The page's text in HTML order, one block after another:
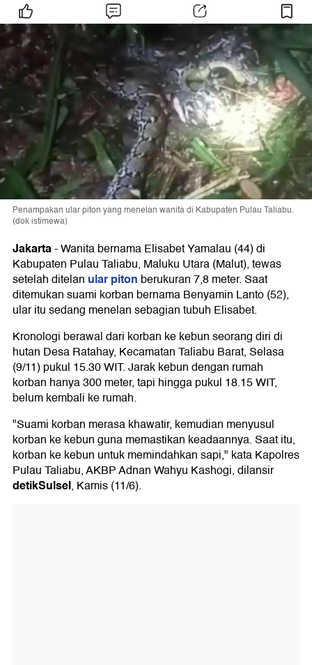
Penampakan ular piton yang menelan wanita di Kabupaten Pulau Taliabu.
(dok istimewa)
Jakarta-Wanita bernama Elisabet Yamalau (44) di
Kabupaten Pulau Taliabu, Maluku Utara (Malut), tewas
setelah ditelan ular piton berukuran 7,8 meter. Saat
ditemukan suami korban bernama Benyamin Lanto (52),
ular itu sedang menelan sebagian tubuh Elisabet.
Kronologi berawal dari korban ke kebun seorang diri di
hutan Desa Ratahay, Kecamatan Taliabu Barat, Selasa
(9/11) pukul 15.30 WIT. Jarak kebun dengan rumah
korban hanya 300 meter, tapi hingga pukul 18.15 WIT,
belum kembali ke rumah.
"Suami korban merasa khawatir, kemudian menyusul
korban ke kebun guna memastikan keadaannya. Saat itu,
korban ke kebun untuk memindahkan sapi," kata Kapolres
Pulau Taliabu, AKBP Adnan Wahyu Kashogi, dilansir
detikSulsel, Kamis (11/6).